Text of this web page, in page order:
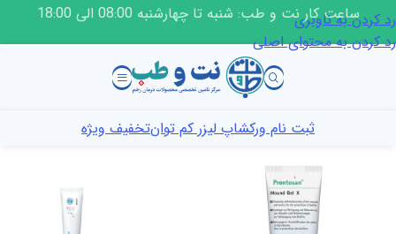
رد کردن به ناوبری
رد کردن به محتوای اصلی
ساعت کار نت و طب: شنبه تا چهارشنبه 08:00 الی 18:00
ثبت نام ورکشاپ لیزر کم توانتخفیف ویژه